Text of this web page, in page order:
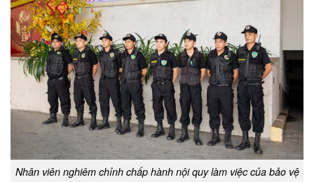
Nhân viên nghiêm chỉnh chấp hành nội quy làm việc của bảo vệ